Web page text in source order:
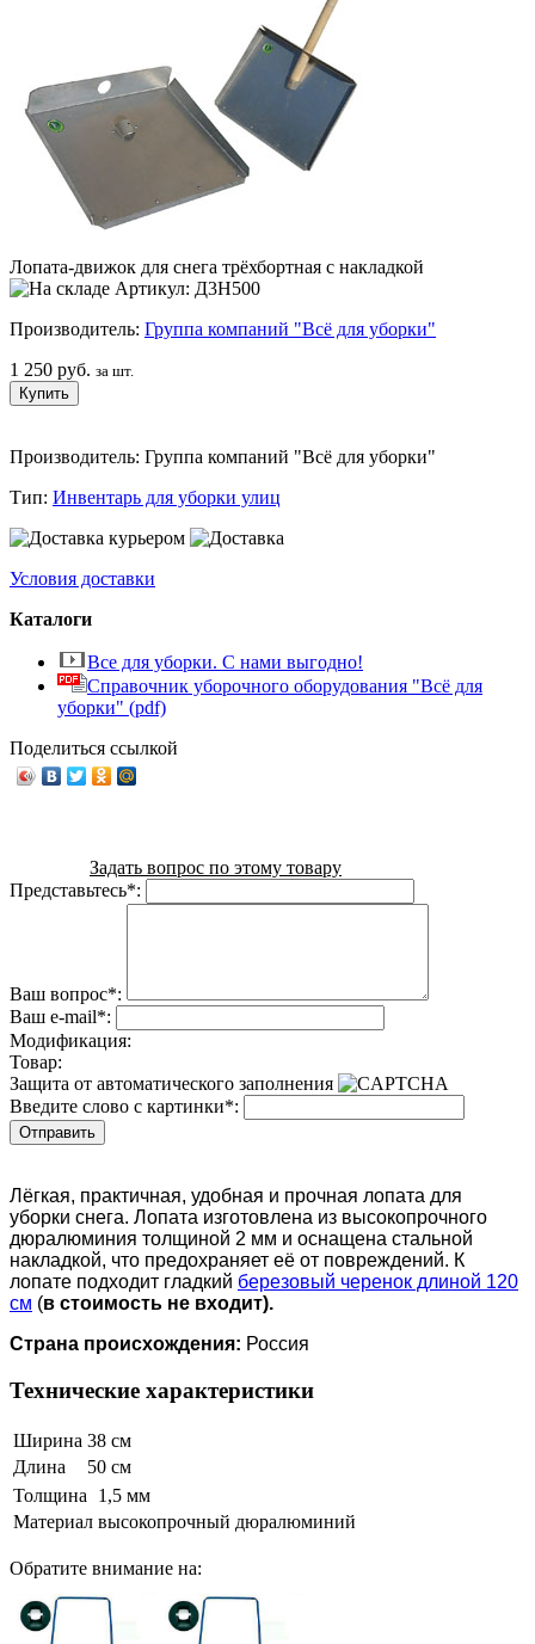
Лопата-движок для снега трёхбортная с накладкой
Артикул: Д3Н500
Производитель: Группа компаний "Всё для уборки"
1 250 руб. за шт.
Производитель: Группа компаний "Всё для уборки"
Тип: Инвентарь для уборки улиц
Условия доставки
Каталоги
Все для уборки. С нами выгодно!
Справочник уборочного оборудования "Всё для
уборки" (pdf)
Поделиться ссылкой
Задать вопрос по этому товару
Представьтесь*:
Ваш вопрос*:
Ваш e-mail*:
Модификация:
Товар:
Защита от автоматического заполнения
Введите слово с картинки*:
Лёгкая, практичная, удобная и прочная лопата для
уборки снега. Лопата изготовлена из высокопрочного
дюралюминия толщиной 2 мм и оснащена стальной
накладкой, что предохраняет её от повреждений. К
лопате подходит гладкий березовый черенок длиной 120
см (в стоимость не входит).
Страна происхождения: Россия
Технические характеристики
Ширина 38 см
Длина
50 см
Толщина
1,5 мм
Материал высокопрочный дюралюминий
Обратите внимание на: